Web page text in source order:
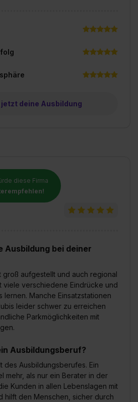
diese Firma
Ausbildung bei deiner
groß aufgestellt und auch regional
viele verschiedene Eindrücke und
lernen. Manche Einsatzstationen
leider schwer zu erreichen
Parkmöglichkeiten mit
Ausbildungsberuf?
des Ausbildungsberufes. Ein
mehr, als nur ein Berater in der
Kunden in allen Lebenslagen mit
hilft den Menschen, sicher durch
deine Ausbildung